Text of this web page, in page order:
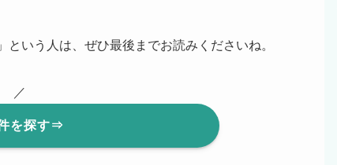
いう人は、ぜひ最後までお読みくださいね。
／
を探す⇒